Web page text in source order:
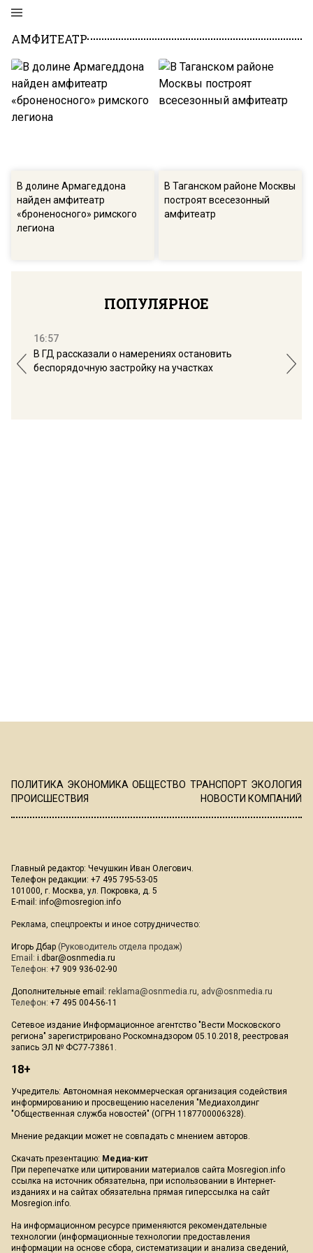
АМФИТЕАТР
В долине Армагеддона
найден амфитеатр
«броненосного» римского
легиона
В Таганском районе Москвы
построят всесезонный
амфитеатр
ПОПУЛЯРНОЕ
16:57
В ГД рассказали о намерениях остановить
беспорядочную застройку на участках
ПОЛИТИКА ЭКОНОМИКА ОБЩЕСТВО ТРАНСПОРТ ЭКОЛОГИЯ
ПРОИСШЕСТВИЯ
НОВОСТИ КОМПАНИЙ
Главный редактор: Чечушкин Иван Олегович.
Телефон редакции: +7 495 795-53-05
101000, г. Москва, ул. Покровка, д. 5
E-mail: info@mosregion.info
Реклама, спецпроекты и иное сотрудничество:
Игорь Дбар (Руководитель отдела продаж)
Email: i.dbar@osnmedia.ru
Телефон: +7 909 936-02-90
Дополнительные email: reklama@osnmedia.ru, adv@osnmedia.ru
Телефон: +7 495 004-56-11
Сетевое издание Информационное агентство "Вести Московского
региона" зарегистрировано Роскомнадзором 05.10.2018, реестровая
запись ЭЛ № ФС77-73861.
18+
Учредитель: Автономная некоммерческая организация содействия
информированию и просвещению населения "Медиахолдинг
"Общественная служба новостей" (ОГРН 1187700006328).
Мнение редакции может не совпадать с мнением авторов.
Скачать презентацию: Медиа-кит
При перепечатке или цитировании материалов сайта Mosregion.info
ссылка на источник обязательна, при использовании в Интернет-
изданиях и на сайтах обязательна прямая гиперссылка на сайт
Mosregion.info.
На информационном ресурсе применяются рекомендательные
технологии (информационные технологии предоставления
информации на основе сбора, систематизации и анализа сведений,